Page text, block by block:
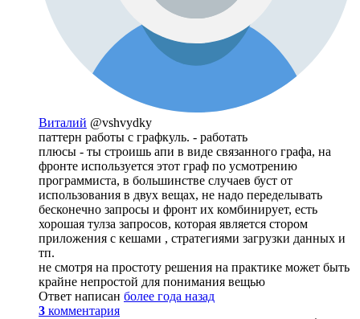
Виталий @vshvydky
паттерн работы с графкуль. - работать
плюсы - ты строишь апи в виде связанного графа, на
фронте используется этот граф по усмотрению
программиста, в большинстве случаев буст от
использования в двух вещах, не надо переделывать
бесконечно запросы и фронт их комбинирует, есть
хорошая тулза запросов, которая является стором
приложения с кешами , стратегиями загрузки данных и
тп.
не смотря на простоту решения на практике может быть
крайне непростой для понимания вещью
Ответ написан более года назад
3 комментария